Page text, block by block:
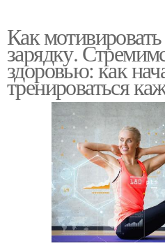
Как мотивировать
зарядку.
здоровью: как
тренироваться